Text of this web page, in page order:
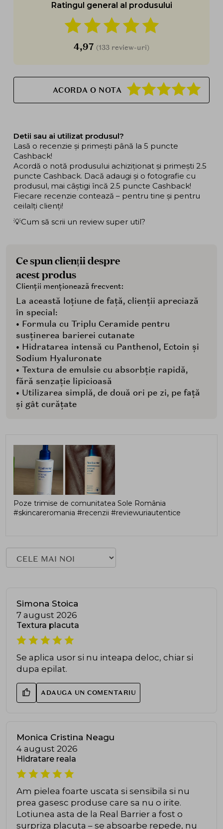
Ratingul general al produsului
4,97 (133 review-uri)
ACORDA O NOTA
Detii sau ai utilizat produsul?
Lasă o recenzie și primești până la 5 puncte
Cashback!
Acordă o notă produsului achiziționat și primești 2.5
puncte Cashback. Dacă adaugi și o fotografie cu
produsul, mai câștigi încă 2.5 puncte Cashback!
Fiecare recenzie contează – pentru tine și pentru
ceilalți clienți!
💡Cum să scrii un review super util?
Ce spun clienții despre
acest produs
Clienții menționează frecvent:
La această loțiune de față, clienții apreciază
în special:
• Formula cu Triplu Ceramide pentru
susținerea barierei cutanate
• Hidratarea intensă cu Panthenol, Ectoin și
Sodium Hyaluronate
• Textura de emulsie cu absorbție rapidă,
fără senzație lipicioasă
• Utilizarea simplă, de două ori pe zi, pe față
și gât curățate
Poze trimise de comunitatea Sole România
#skincareromania #recenzii #reviewuriautentice
Simona Stoica
7 august 2026
Textura placuta
Se aplica usor si nu inteapa deloc, chiar si
dupa epilat.
ADAUGA UN COMENTARIU
Monica Cristina Neagu
4 august 2026
Hidratare reala
Am pielea foarte uscata si sensibila si nu
prea gasesc produse care sa nu o irite.
Lotiunea asta de la Real Barrier a fost o
surpriza placuta – se absoarbe repede, nu